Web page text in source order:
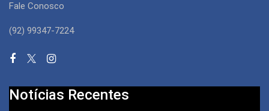
Fale Conosco
(92) 99347-7224
Notícias Recentes